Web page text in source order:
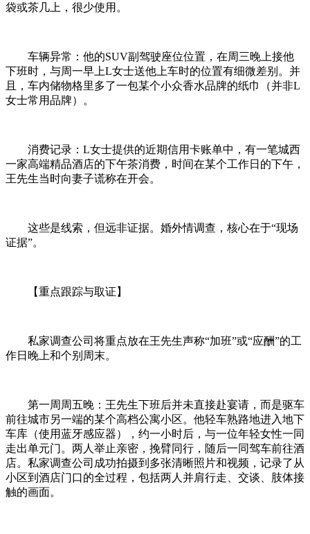
袋或茶几上，很少使用。
车辆异常：他的SUV副驾驶座位位置，在周三晚上接他
下班时，与周一早上L女士送他上车时的位置有细微差别。并
且，车内储物格里多了一包某个小众香水品牌的纸巾（并非L
女士常用品牌）。
消费记录：L女士提供的近期信用卡账单中，有一笔城西
一家高端精品酒店的下午茶消费，时间在某个工作日的下午，
王先生当时向妻子谎称在开会。
这些是线索，但远非证据。婚外情调查，核心在于“现场
证据”。
【重点跟踪与取证】
私家调查公司将重点放在王先生声称“加班”或“应酬”的工
作日晚上和个别周末。
第一周周五晚：王先生下班后并未直接赴宴请，而是驱车
前往城市另一端的某个高档公寓小区。他轻车熟路地进入地下
车库（使用蓝牙感应器），约一小时后，与一位年轻女性一同
走出单元门。两人举止亲密，挽臂同行，随后一同驾车前往酒
店。私家调查公司成功拍摄到多张清晰照片和视频，记录了从
小区到酒店门口的全过程，包括两人并肩行走、交谈、肢体接
触的画面。